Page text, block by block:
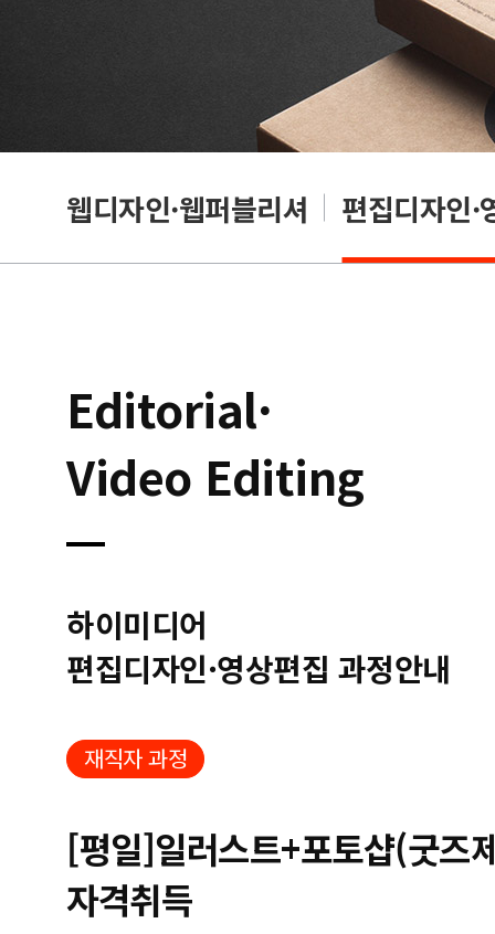
웹디자인·웹퍼블리셔 편집디자인·
Editorial·
Video Editing
하이미디어
편집디자인·영상편집 과정안내
재직자 과정
[평일]일러스트+포토샵(굿즈
자격취득